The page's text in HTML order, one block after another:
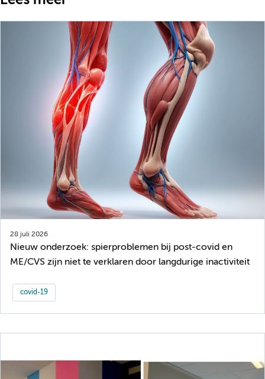
28 juli 2026
Nieuw onderzoek: spierproblemen bij post-covid en
ME/CVS zijn niet te verklaren door langdurige inactiviteit
covid-19